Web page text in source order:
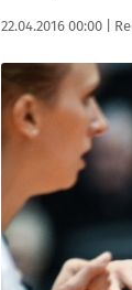
Data publikacji:
22.04.2016 00:00 |
Kliknij, aby